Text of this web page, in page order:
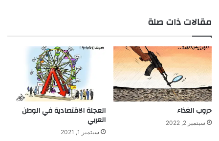
مقالات ذات صلة
حروب الغذاء
سبتمبر 2, 2022
العجلة الاقتصادية في الوطن
العربي
سبتمبر 1, 2021